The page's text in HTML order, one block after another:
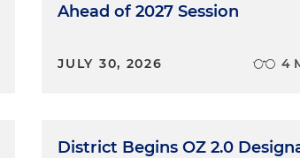
Ahead of 2027 Session
JULY 30, 2026 4
District Begins OZ 2.0